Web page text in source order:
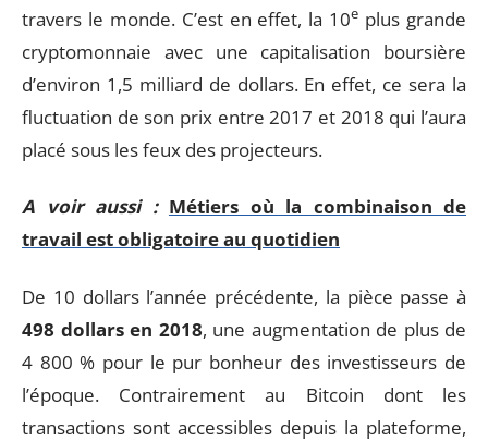
travers le monde. C’est en effet, la 10e plus grande
cryptomonnaie avec une capitalisation boursière
d’environ 1,5 milliard de dollars. En effet, ce sera la
fluctuation de son prix entre 2017 et 2018 qui l’aura
placé sous les feux des projecteurs.
A voir aussi : Métiers où la combinaison de
travail est obligatoire au quotidien
De 10 dollars l’année précédente, la pièce passe à
498 dollars en 2018, une augmentation de plus de
4 800 % pour le pur bonheur des investisseurs de
l’époque. Contrairement au Bitcoin dont les
transactions sont accessibles depuis la plateforme,